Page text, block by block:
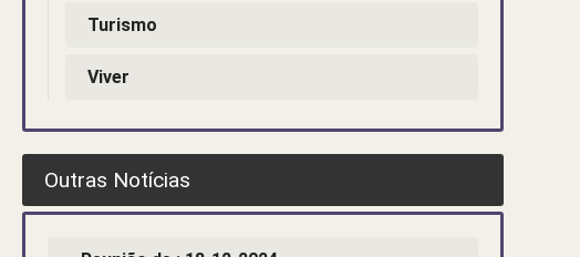
Turismo
Viver
Outras Notícias